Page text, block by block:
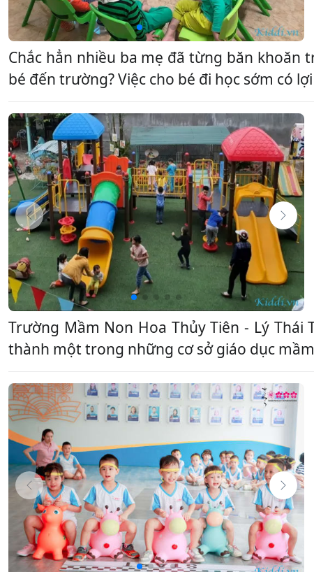
Chắc hẳn nhiều ba mẹ đã từng băn khoăn
bé đến trường? Việc cho bé đi học sớm có
Trường Mầm Non Hoa Thủy Tiên - Lý
thành một trong những cơ sở giáo dục